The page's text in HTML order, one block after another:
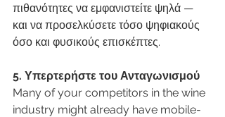
πιθανότητες να εμφανιστείτε ψηλά —
και να προσελκύσετε τόσο ψηφιακούς
όσο και φυσικούς επισκέπτες.
5. Υπερτερήστε του Ανταγωνισμού
Many of your competitors in the wine
industry might already have mobile-